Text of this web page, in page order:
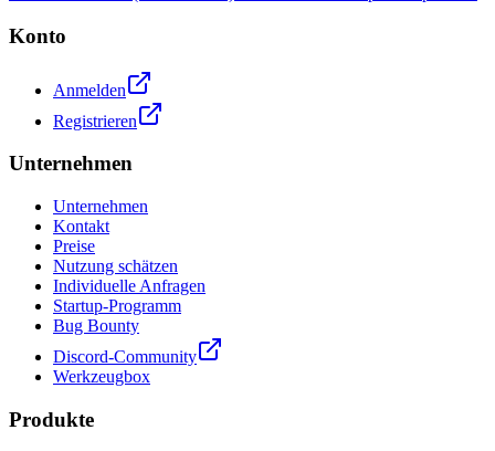
Konto
Anmelden
Registrieren
Unternehmen
Unternehmen
Kontakt
Preise
Nutzung schätzen
Individuelle Anfragen
Startup-Programm
Bug Bounty
Discord-Community
Werkzeugbox
Produkte